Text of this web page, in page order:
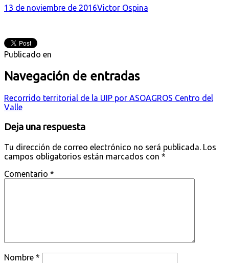
13 de noviembre de 2016Victor Ospina
Publicado en
Navegación de entradas
Recorrido territorial de la UIP por ASOAGROS Centro del
Valle
Deja una respuesta
Tu dirección de correo electrónico no será publicada. Los
campos obligatorios están marcados con *
Comentario *
Nombre *